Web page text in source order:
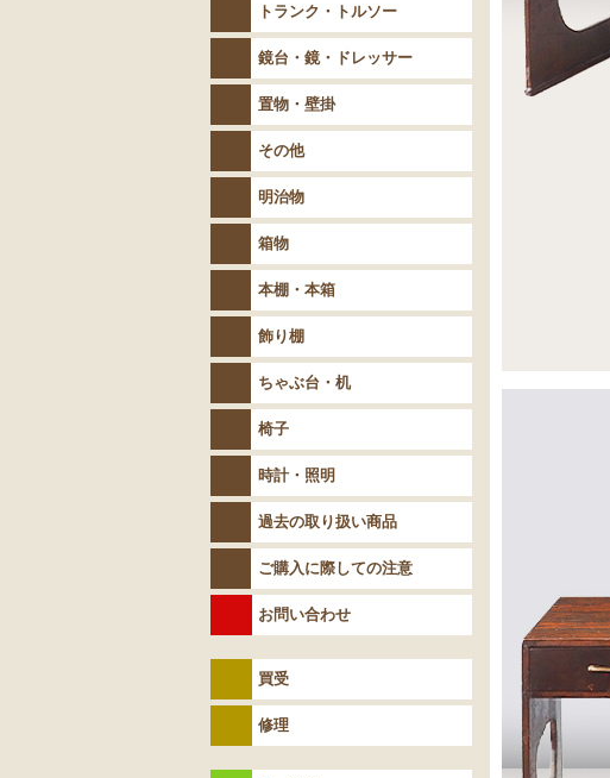
トランク・トルソー
鏡台・鏡・ドレッサー
置物・壁掛
その他
明治物
箱物
本棚・本箱
飾り棚
ちゃぶ台・机
椅子
時計・照明
過去の取り扱い商品
ご購入に際しての注意
お問い合わせ
買受
修理